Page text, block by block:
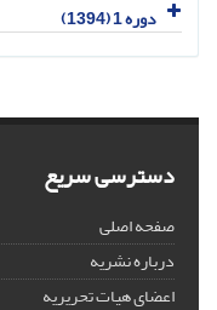
دوره 1 (1394)
دسترسی سریع
صفحه اصلی
درباره نشریه
اعضای هیات تحریریه